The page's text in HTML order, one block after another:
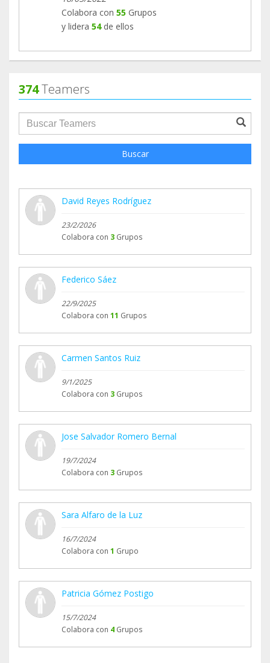
Colabora con 55 Grupos
y lidera 54 de ellos
374Teamers
groupProfile.searchForm.search.text???
Buscar
David Reyes Rodríguez
23/2/2026
Colabora con 3 Grupos
Federico Sáez
22/9/2025
Colabora con 11 Grupos
Carmen Santos Ruiz
9/1/2025
Colabora con 3 Grupos
Jose Salvador Romero Bernal
19/7/2024
Colabora con 3 Grupos
Sara Alfaro de la Luz
16/7/2024
Colabora con 1 Grupo
Patricia Gómez Postigo
15/7/2024
Colabora con 4 Grupos